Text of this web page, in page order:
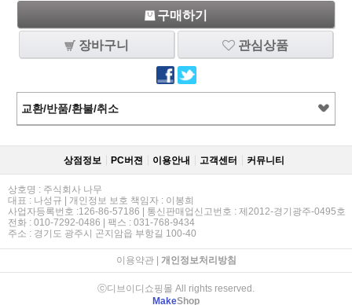
구매하기
장바구니 관심상품
교환/반품/환불/취소
상점정보 PC버젼 이용안내 고객센터 커뮤니티
상호명 : 주식회사 나무
대표 : 나성규 | 개인정보 보호 책임자 : 이봉희
사업자등록번호 :126-86-57186 | 통신판매업신고번호 : 제2012-경기광주-0495호
전화 : 010-7292-0486 | 팩스 : 031-768-9434
주소 : 경기도 광주시 곤지암읍 부항길 100-40
이용약관| 개인정보처리방침
ⓒ디브이디쇼핑몰 All rights reserved.
MakeShop